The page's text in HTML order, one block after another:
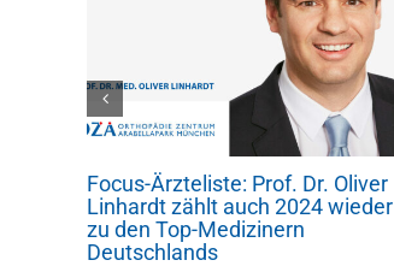
Focus-Ärzteliste: Prof. Dr. Oliver
Linhardt zählt auch 2024 wieder
zu den Top-Medizinern
Deutschlands